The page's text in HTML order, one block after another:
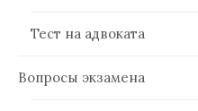
Тест на адвоката
Вопросы экзамена